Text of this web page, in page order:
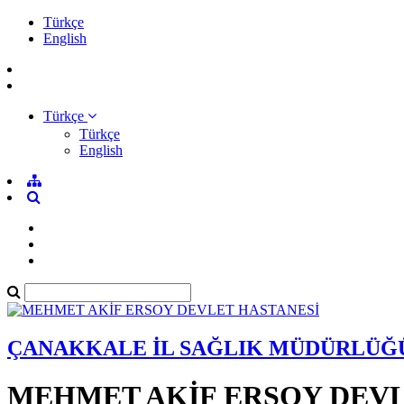
Türkçe
English
Türkçe
Türkçe
English
ÇANAKKALE İL SAĞLIK
MEHMET AKİF ERSOY